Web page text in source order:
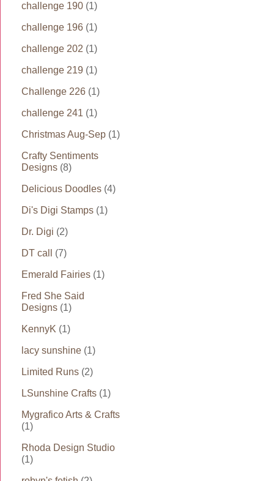
challenge 190 (1)
challenge 196 (1)
challenge 202 (1)
challenge 219 (1)
Challenge 226 (1)
challenge 241 (1)
Christmas Aug-Sep (1)
Crafty Sentiments
Designs (8)
Delicious Doodles (4)
Di's Digi Stamps (1)
Dr. Digi (2)
DT call (7)
Emerald Fairies (1)
Fred She Said
Designs (1)
KennyK (1)
lacy sunshine (1)
Limited Runs (2)
LSunshine Crafts (1)
Mygrafico Arts & Crafts
(1)
Rhoda Design Studio
(1)